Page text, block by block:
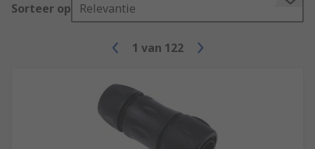
Sorteer op Relevantie
1 van 122